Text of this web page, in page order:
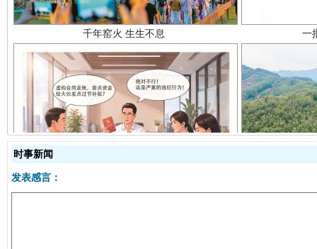
揭开“小金库”的免责幌子
时事新闻
发表感言：